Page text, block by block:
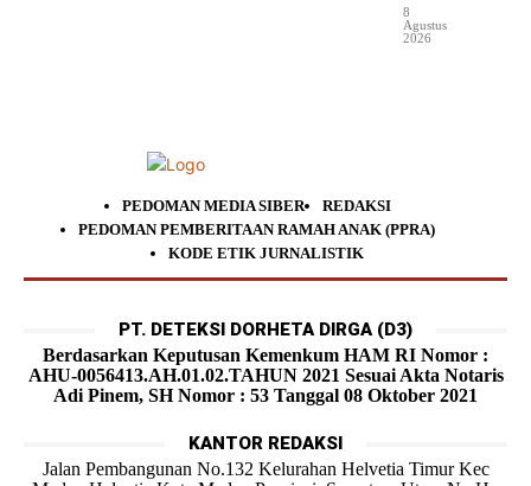
8
Agustus
2026
PEDOMAN MEDIA SIBER
REDAKSI
PEDOMAN PEMBERITAAN RAMAH ANAK (PPRA)
KODE ETIK JURNALISTIK
PT. DETEKSI DORHETA DIRGA (D3)
Berdasarkan Keputusan Kemenkum HAM RI Nomor :
AHU-0056413.AH.01.02.TAHUN 2021 Sesuai Akta Notaris
Adi Pinem, SH Nomor : 53 Tanggal 08 Oktober 2021
KANTOR REDAKSI
Jalan Pembangunan No.132 Kelurahan Helvetia Timur Kec